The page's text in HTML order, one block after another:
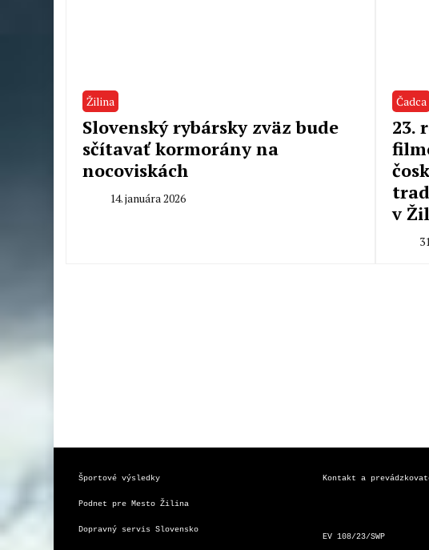
Žilina
Slovenský rybársky zväz bude
sčítavať kormorány na
nocoviskách
14. januára 2026
Čadca
23.
v
Športové výsledky
Podnet pre Mesto Žilina
Dopravný servis Slovensko
Kontakt a
EV 108/23/SWP